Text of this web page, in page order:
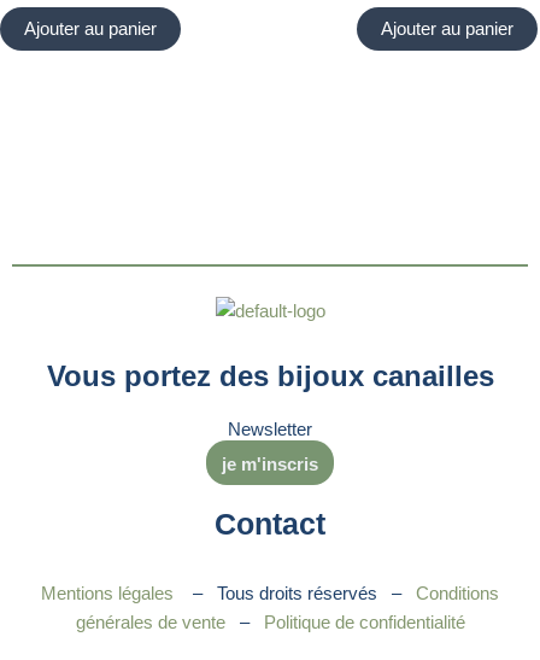
Ajouter au panier Ajouter au panier
Vous portez des bijoux canailles
Newsletter
je m'inscris
Contact
Mentions légales – Tous droits réservés – Conditions
générales de vente – Politique de confidentialité